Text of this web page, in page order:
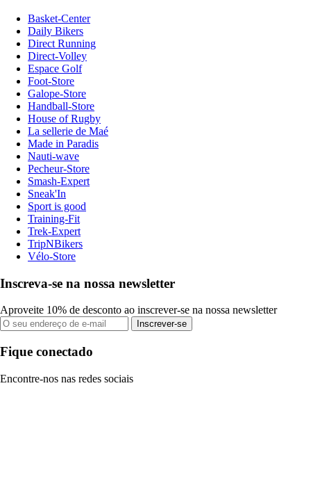
Basket-Center
Daily Bikers
Direct Running
Direct-Volley
Espace Golf
Foot-Store
Galope-Store
Handball-Store
House of Rugby
La sellerie de Maé
Made in Paradis
Nauti-wave
Pecheur-Store
Smash-Expert
Sneak'In
Sport is good
Training-Fit
Trek-Expert
TripNBikers
Vélo-Store
Inscreva-se na nossa newsletter
Aproveite 10% de desconto ao inscrever-se na nossa newsletter
Inscrever-se
Fique conectado
Encontre-nos nas redes sociais